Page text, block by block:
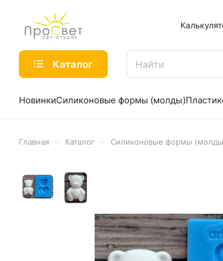
Каталог
НовинкиСиликоновые формы (молды)
Главная Каталог Силиконовые формы